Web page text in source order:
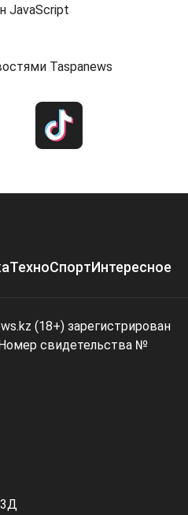
JavaScript
Taspanews
ТехноСпортИнтересное
(18+) зарегистрирован
свидетельства №
3Д